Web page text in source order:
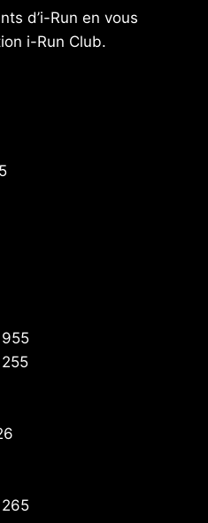
d’i-Run en vous
i-Run Club.